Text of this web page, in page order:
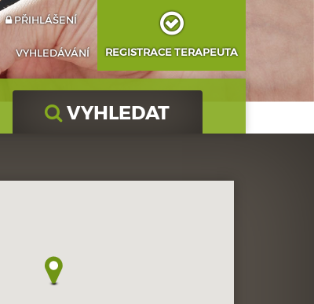
VYHLEDÁVÁNÍ
PŘIHLÁŠENÍ
REGISTRACE TERAPEUTA
VYHLEDAT